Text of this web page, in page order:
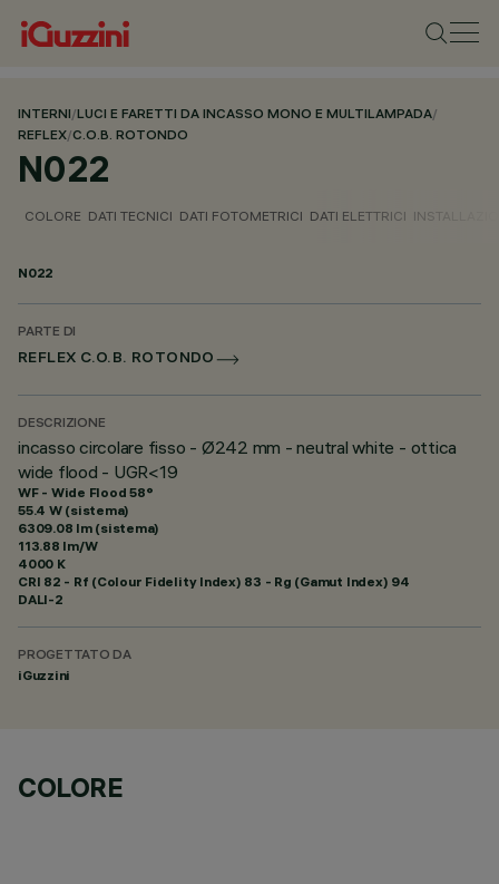
INTERNI/LUCI E FARETTI DA INCASSO MONO E MULTILAMPADA/
REFLEX/C.O.B. ROTONDO
N022
COLORE DATI TECNICI DATI FOTOMETRICI DATI ELETTRICI
N022
PARTE DI
REFLEX C.O.B. ROTONDO
DESCRIZIONE
incasso circolare fisso - Ø242 mm - neutral white - ottica
wide flood - UGR<19
WF - Wide Flood 58°
55.4 W (sistema)
6309.08 lm (sistema)
113.88 lm/W
4000 K
CRI 82 - Rf (Colour Fidelity Index) 83 - Rg (Gamut Index) 94
DALI-2
PROGETTATO DA
iGuzzini
COLORE